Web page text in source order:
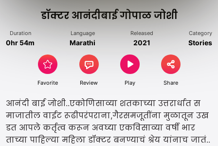
डॉक्टर आनंदीबाई गोपाळ जोशी
Duration
0hr 54m
Language
Marathi
Released
2021
Category
Stories
Favorite Review Play Share
आनंदी बाई जोशी..एकोणिसाव्या शतकाच्या उत्तरार्धात स
माजातील वाईट रूढीपरंपराना,गैरसमजूतींना मुळातून उख
डत आपले कर्तृत्व करून अवघ्या एकविसाव्या वर्षी भार
ताच्या पाहिल्या महिला डॉक्टर बनण्याचं श्रेय यांनाच जातं..